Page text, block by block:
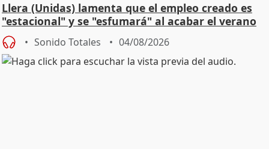
Llera (Unidas) lamenta que el empleo creado es
"estacional" y se "esfumará" al acabar el verano
Sonido Totales 04/08/2026